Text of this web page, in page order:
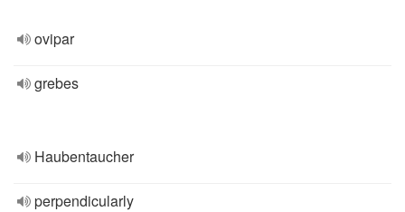
ovipar
grebes
Haubentaucher
perpendicularly